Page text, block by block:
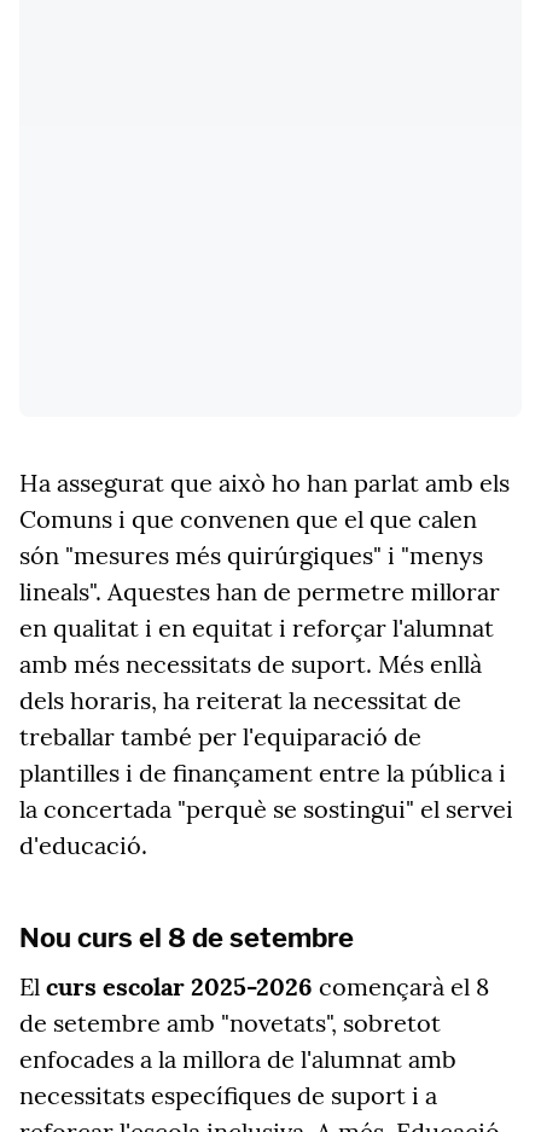
Ha assegurat que això ho han parlat amb els
Comuns i que convenen que el que calen
són "mesures més quirúrgiques" i "menys
lineals". Aquestes han de permetre millorar
en qualitat i en equitat i reforçar l'alumnat
amb més necessitats de suport. Més enllà
dels horaris, ha reiterat la necessitat de
treballar també per l'equiparació de
plantilles i de finançament entre la pública i
la concertada "perquè se sostingui" el servei
d'educació.
Nou curs el 8 de setembre
El curs escolar 2025-2026 començarà el 8
de setembre amb "novetats", sobretot
enfocades a la millora de l'alumnat amb
necessitats específiques de suport i a